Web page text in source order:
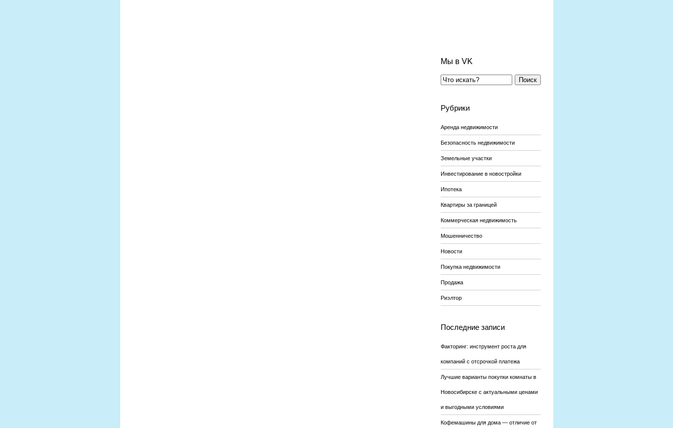
Мы в VK
Поиск
Рубрики
Аренда недвижимости
Безопасность недвижимости
Земельные участки
Инвестирование в новостройки
Ипотека
Квартиры за границей
Коммерческая недвижимость
Мошенничество
Новости
Покупка недвижимости
Продажа
Риэлтор
Последние записи
Факторинг: инструмент роста для
компаний с отсрочкой платежа
Лучшие варианты покупки комнаты в
Новосибирске с актуальными ценами
и выгодными условиями
Кофемашины для дома — отличие от